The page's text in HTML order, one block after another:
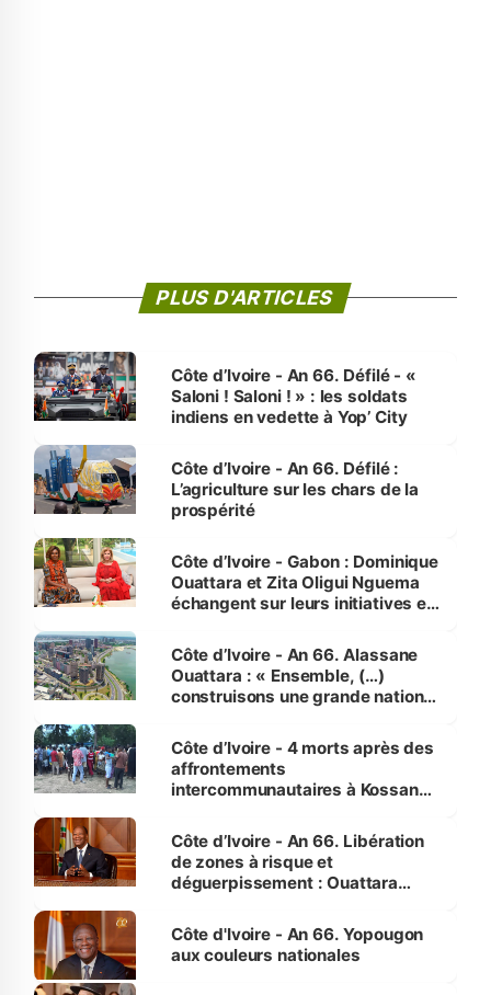
PLUS D'ARTICLES
Côte d’Ivoire - An 66. Défilé - «
Saloni ! Saloni ! » : les soldats
indiens en vedette à Yop’ City
Côte d’Ivoire - An 66. Défilé :
L’agriculture sur les chars de la
prospérité
Côte d’Ivoire - Gabon : Dominique
Ouattara et Zita Oligui Nguema
échangent sur leurs initiatives en
enfants
Côte d’Ivoire - An 66. Alassane
Ouattara : « Ensemble, (…)
construisons une grande nation
générations futures »
Côte d’Ivoire - 4 morts après des
affrontements
intercommunautaires à Kossandji
milieu des sinistrés
Côte d’Ivoire - An 66. Libération
de zones à risque et
déguerpissement : Ouattara
l'Etat de droit pour préserver les
vies humaines »
Côte d'Ivoire - An 66. Yopougon
aux couleurs nationales